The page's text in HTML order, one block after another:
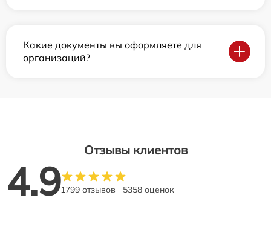
Какие документы вы оформляете для
организаций?
Отзывы клиентов
4.91799 отзывов 5358 оценок